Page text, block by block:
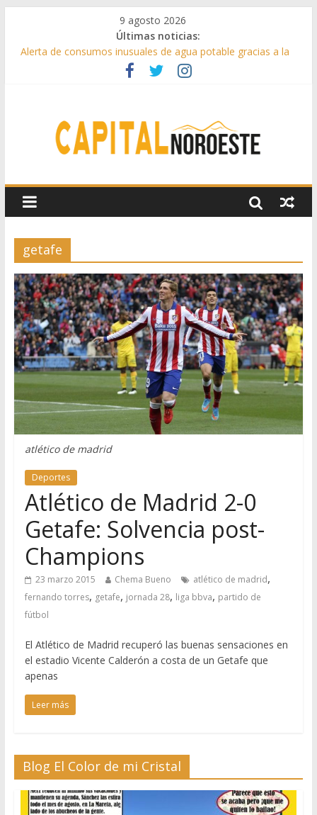
9 agosto 2026
Últimas noticias:
Alerta de consumos inusuales de agua potable gracias a la
telelectura de Canal de Isabel II
Francisco Garcinuño rescata la historia taurina de Casavieja
patronales de Pozuelo
El Festival Escenas de Verano llega al ecuador de su VII
beneficios fiscales en 2025
getafe
atlético de madrid
Deportes
Atlético de Madrid 2-0
Getafe: Solvencia post-
Champions
23 marzo 2015 Chema Bueno atlético de madrid,
fernando torres, getafe, jornada 28, liga bbva, partido de
fútbol
El Atlético de Madrid recuperó las buenas sensaciones en
el estadio Vicente Calderón a costa de un Getafe que
apenas
Leer más
Blog El Color de mi Cristal